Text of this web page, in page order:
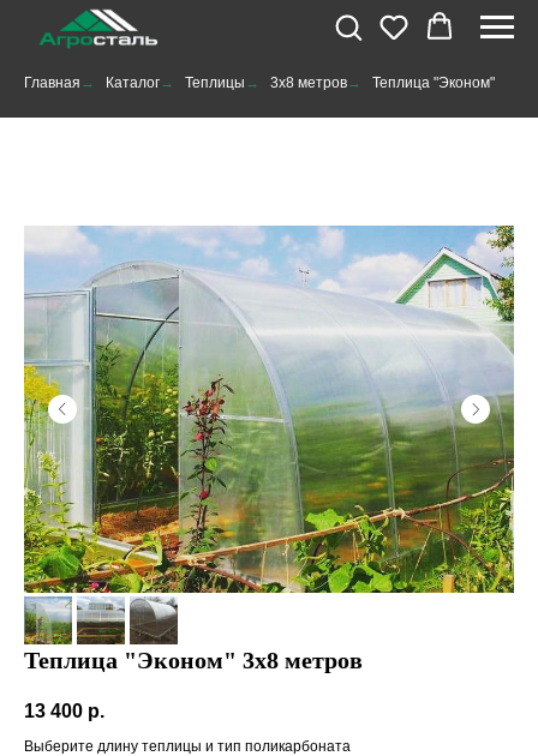
Главная → Каталог→ Теплицы → 3x8 метров→ Теплица "Эконом"
Теплица "Эконом" 3x8 метров
13 400 р.
Выберите длину теплицы и тип поликарбоната